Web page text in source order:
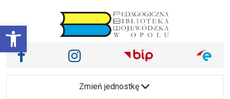
Otwórz pasek narzędzi
Main Navigation
Nasze media społecznościowe i inne
Facebook Instagram
Zmień jednostkę